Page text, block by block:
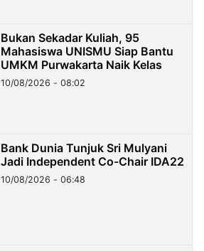
Bukan Sekadar Kuliah, 95
Mahasiswa UNISMU Siap Bantu
UMKM Purwakarta Naik Kelas
10/08/2026 - 08:02
Bank Dunia Tunjuk Sri Mulyani
Jadi Independent Co-Chair IDA22
10/08/2026 - 06:48